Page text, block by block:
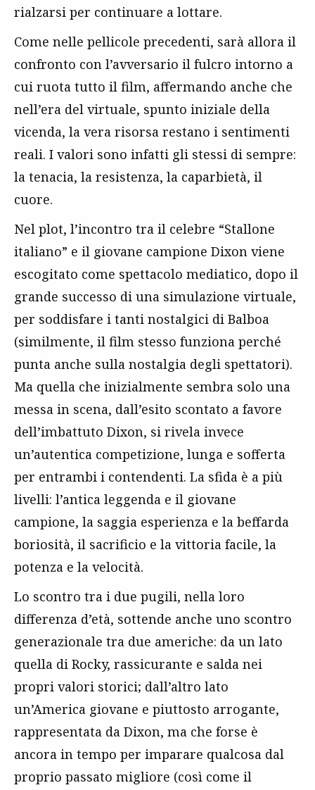
rialzarsi per continuare a lottare.
Come nelle pellicole precedenti, sarà allora il
confronto con l’avversario il fulcro intorno a
cui ruota tutto il film, affermando anche che
nell’era del virtuale, spunto iniziale della
vicenda, la vera risorsa restano i sentimenti
reali. I valori sono infatti gli stessi di sempre:
la tenacia, la resistenza, la caparbietà, il
cuore.
Nel plot, l’incontro tra il celebre “Stallone
italiano” e il giovane campione Dixon viene
escogitato come spettacolo mediatico, dopo il
grande successo di una simulazione virtuale,
per soddisfare i tanti nostalgici di Balboa
(similmente, il film stesso funziona perché
punta anche sulla nostalgia degli spettatori).
Ma quella che inizialmente sembra solo una
messa in scena, dall’esito scontato a favore
dell’imbattuto Dixon, si rivela invece
un’autentica competizione, lunga e sofferta
per entrambi i contendenti. La sfida è a più
livelli: l’antica leggenda e il giovane
campione, la saggia esperienza e la beffarda
boriosità, il sacrificio e la vittoria facile, la
potenza e la velocità.
Lo scontro tra i due pugili, nella loro
differenza d’età, sottende anche uno scontro
generazionale tra due americhe: da un lato
quella di Rocky, rassicurante e salda nei
propri valori storici; dall’altro lato
un’America giovane e piuttosto arrogante,
rappresentata da Dixon, ma che forse è
ancora in tempo per imparare qualcosa dal
proprio passato migliore (così come il